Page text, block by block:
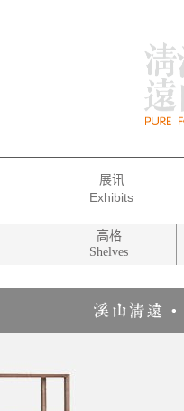
展讯
高格
Shelves